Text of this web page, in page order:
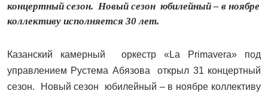
концертный сезон. Новый сезон юбилейный – в ноябре
коллективу исполняется 30 лет.
Казанский камерный оркестр «La Primavera» под
управлением Рустема Абязова открыл 31 концертный
сезон. Новый сезон юбилейный – в ноябре коллективу